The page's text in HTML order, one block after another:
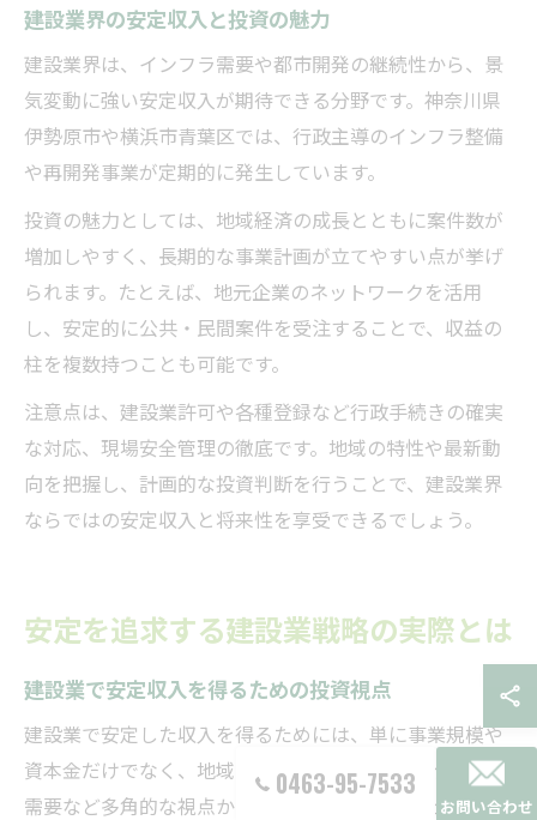
建設業界の安定収入と投資の魅力
建設業界は、インフラ需要や都市開発の継続性から、景
気変動に強い安定収入が期待できる分野です。神奈川県
伊勢原市や横浜市青葉区では、行政主導のインフラ整備
や再開発事業が定期的に発生しています。
投資の魅力としては、地域経済の成長とともに案件数が
増加しやすく、長期的な事業計画が立てやすい点が挙げ
られます。たとえば、地元企業のネットワークを活用
し、安定的に公共・民間案件を受注することで、収益の
柱を複数持つことも可能です。
注意点は、建設業許可や各種登録など行政手続きの確実
な対応、現場安全管理の徹底です。地域の特性や最新動
向を把握し、計画的な投資判断を行うことで、建設業界
ならではの安定収入と将来性を享受できるでしょう。
安定を追求する建設業戦略の実際とは
建設業で安定収入を得るための投資視点
建設業で安定した収入を得るためには、単に事業規模や
資本金だけでなく、地域の成長性や人口動態、インフラ
需要など多角的な視点から投資先を選定することが重要
0463-95-7533
お問い合わせ